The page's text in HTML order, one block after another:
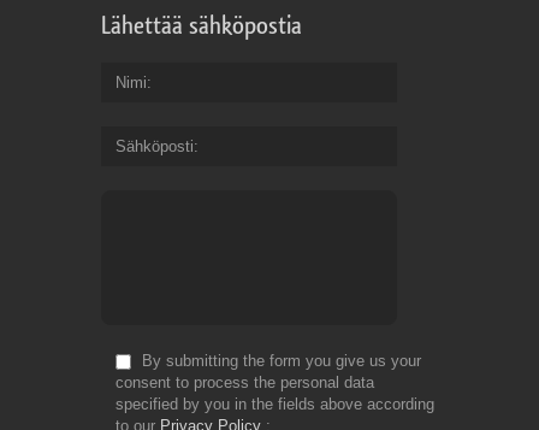
Lähettää sähköpostia
Nimi
Sähköposti
By submitting the form you give us your
consent to process the personal data
specified by you in the fields above according
to our Privacy Policy